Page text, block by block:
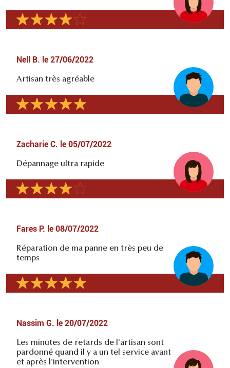
Nell B. le 27/06/2022
Artisan très agréable
Zacharie C. le 05/07/2022
Dépannage ultra rapide
Fares P. le 08/07/2022
Réparation de ma panne en très peu de
temps
Nassim G. le 20/07/2022
Les minutes de retards de l'artisan sont
pardonné quand il y a un tel service avant
et après l'intervention